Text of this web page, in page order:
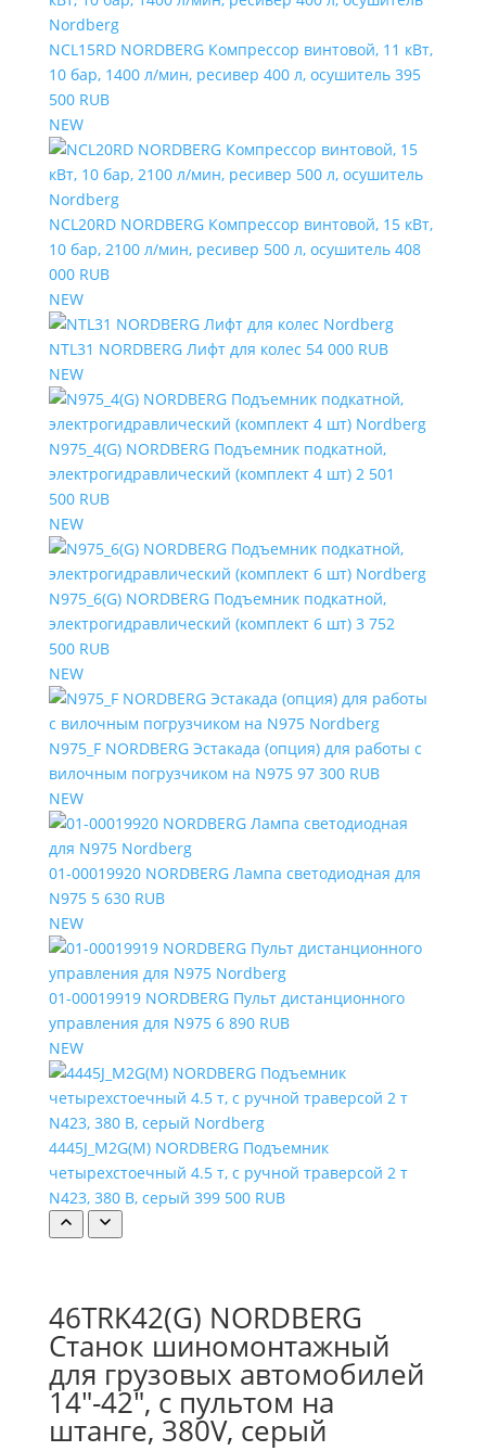
NCL15RD NORDBERG Компрессор винтовой, 11 кВт,
10 бар, 1400 л/мин, ресивер 400 л, осушитель 395
500 RUB
NEW
NCL20RD NORDBERG Компрессор винтовой, 15 кВт,
10 бар, 2100 л/мин, ресивер 500 л, осушитель 408
000 RUB
NEW
NTL31 NORDBERG Лифт для колес 54 000 RUB
NEW
N975_4(G) NORDBERG Подъемник подкатной,
электрогидравлический (комплект 4 шт) 2 501
500 RUB
NEW
N975_6(G) NORDBERG Подъемник подкатной,
электрогидравлический (комплект 6 шт) 3 752
500 RUB
NEW
N975_F NORDBERG Эстакада (опция) для работы с
вилочным погрузчиком на N975 97 300 RUB
NEW
01-00019920 NORDBERG Лампа светодиодная для
N975 5 630 RUB
NEW
01-00019919 NORDBERG Пульт дистанционного
управления для N975 6 890 RUB
NEW
4445J_M2G(M) NORDBERG Подъемник
четырехстоечный 4.5 т, с ручной траверсой 2 т
N423, 380 В, серый 399 500 RUB
46TRK42(G) NORDBERG
Станок шиномонтажный
для грузовых автомобилей
14″-42″, с пультом на
штанге, 380V, серый